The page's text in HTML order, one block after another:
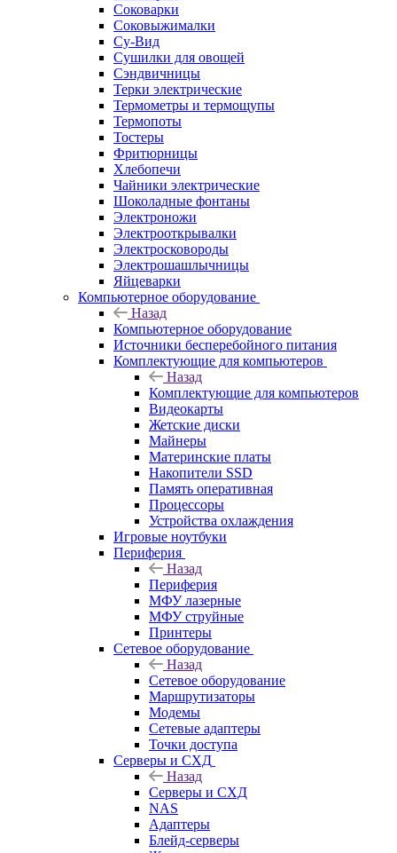
Соковарки
Соковыжималки
Су-Вид
Сушилки для овощей
Сэндвичницы
Терки электрические
Термометры и термощупы
Термопоты
Тостеры
Фритюрницы
Хлебопечи
Чайники электрические
Шоколадные фонтаны
Электроножи
Электрооткрывалки
Электросковороды
Электрошашлычницы
Яйцеварки
Компьютерное оборудование
Назад
Компьютерное оборудование
Источники бесперебойного питания
Комплектующие для компьютеров
Назад
Комплектующие для компьютеров
Видеокарты
Жетские диски
Майнеры
Материнские платы
Накопители SSD
Память оперативная
Процессоры
Устройства охлаждения
Игровые ноутбуки
Периферия
Назад
Периферия
МФУ лазерные
МФУ струйные
Принтеры
Сетевое оборудование
Назад
Сетевое оборудование
Маршрутизаторы
Модемы
Сетевые адаптеры
Точки доступа
Серверы и СХД
Назад
Серверы и СХД
NAS
Адаптеры
Блейд-серверы